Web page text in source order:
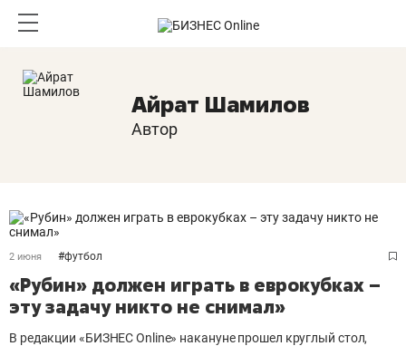
Айрат Шамилов
Автор
2 июня #футбол
«Рубин» должен играть в еврокубках –
эту задачу никто не снимал»
В редакции «БИЗНЕС Online» накануне прошел круглый стол,